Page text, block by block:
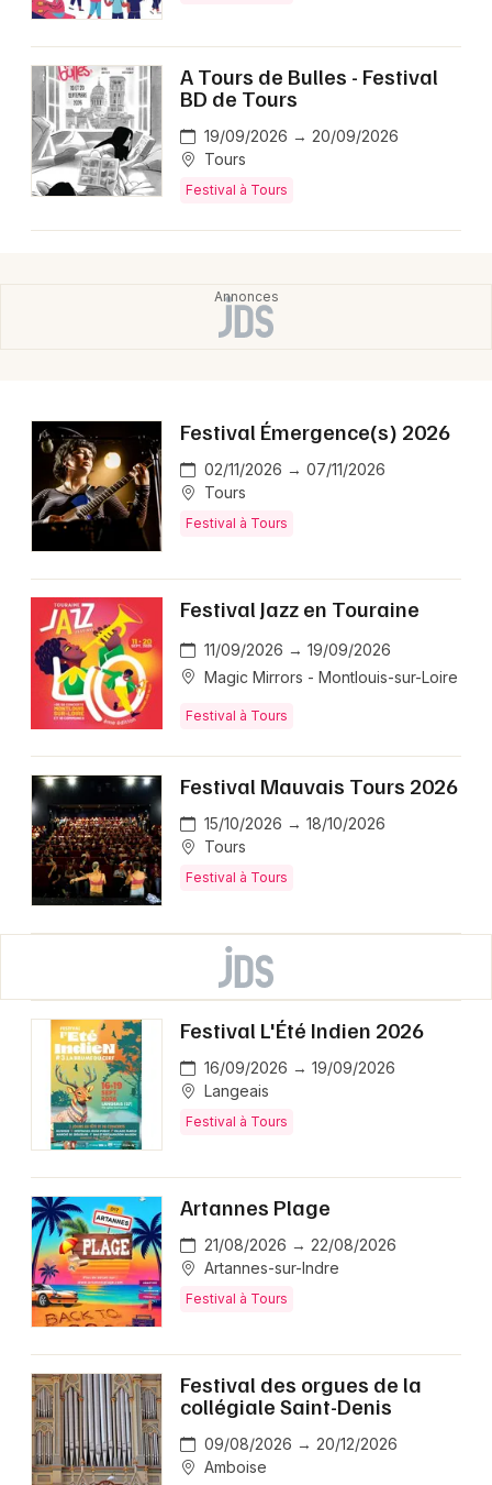
A Tours de Bulles - Festival
BD de Tours
19/09/2026 → 20/09/2026
Tours
Festival à Tours
Festival Émergence(s) 2026
02/11/2026 → 07/11/2026
Tours
Festival à Tours
Festival Jazz en Touraine
11/09/2026 → 19/09/2026
Magic Mirrors - Montlouis-sur-Loire
Festival à Tours
Festival Mauvais Tours 2026
15/10/2026 → 18/10/2026
Tours
Festival à Tours
Festival L'Été Indien 2026
16/09/2026 → 19/09/2026
Langeais
Festival à Tours
Artannes Plage
21/08/2026 → 22/08/2026
Artannes-sur-Indre
Festival à Tours
Festival des orgues de la
collégiale Saint-Denis
09/08/2026 → 20/12/2026
Amboise